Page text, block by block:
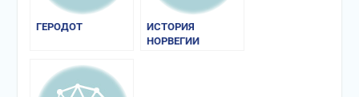
ГЕРОДОТ
ИСТОРИЯ
НОРВЕГИИ